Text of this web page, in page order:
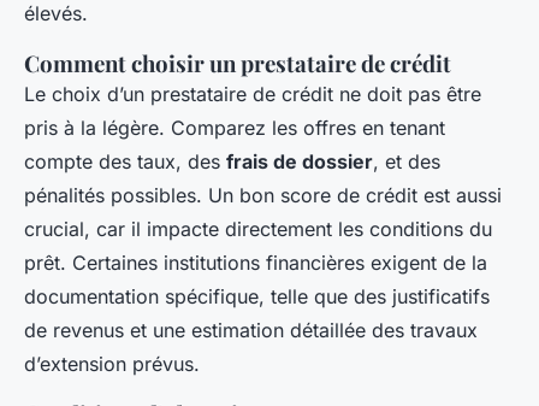
élevés.
Comment choisir un prestataire de crédit
Le choix d’un prestataire de crédit ne doit pas être
pris à la légère. Comparez les offres en tenant
compte des taux, des frais de dossier, et des
pénalités possibles. Un bon score de crédit est aussi
crucial, car il impacte directement les conditions du
prêt. Certaines institutions financières exigent de la
documentation spécifique, telle que des justificatifs
de revenus et une estimation détaillée des travaux
d’extension prévus.